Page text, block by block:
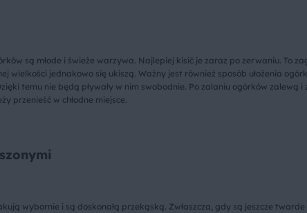
są młode i świeże warzywa. Najlepiej kisić je zaraz po zerwaniu. To
wielkości jednakowo się ukiszą. Ważny jest również sposób ułożenia
temu nie będą pływały w nim swobodnie. Po zalaniu ogórków
przenieść w chłodne miejsce.
wybornie i są doskonałą przekąską. Zwłaszcza, gdy są jeszcze